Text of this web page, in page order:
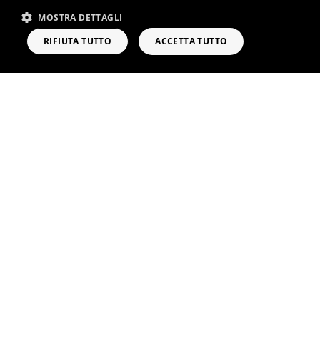
Privacy Policy Note Legali
RICHIEDI INFORMAZIONI
ACCETTA TUTTO
RIFIUTA TUTTO
MOSTRA DETTAGLI